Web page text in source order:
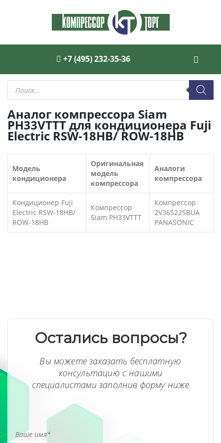
+7 (495) 232-35-36
Поиск
товаров
Аналог компрессора Siam
PH33VTTT для кондиционера Fuji
Electric RSW-18HB/ ROW-18HB
Модель
кондиционера
Оригинальная
модель
компрессора
Аналоги
компрессора
Кондиционер Fuji
Electric RSW-18HB/
ROW-18HB
Компрессор
Siam PH33VTTT
Компрессор
2V36S225BUA
PANASONIC
Остались вопросы?
Вы можете заказать бесплатную
консультацию с нашими
специалистами заполнив форму ниже